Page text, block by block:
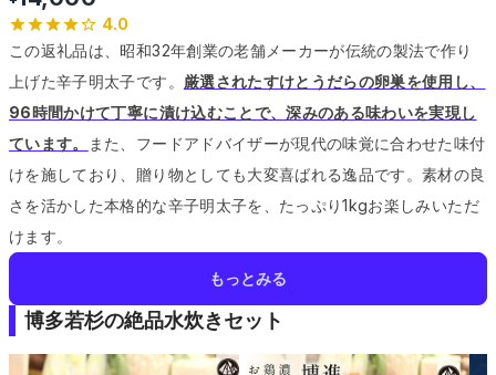
4.0
この返礼品は、昭和32年創業の老舗メーカーが伝統の製法で作り
上げた辛子明太子です。 厳選されたすけとうだらの卵巣を使用し、
96時間かけて丁寧に漬け込むことで、深みのある味わいを実現し
ています。
また、フードアドバイザーが現代の味覚に合わせた味付
けを施しており、贈り物としても大変喜ばれる逸品です。素材の良
さを活かした本格的な辛子明太子を、たっぷり1kgお楽しみいただ
けます。
もっとみる
博多若杉の絶品水炊きセット